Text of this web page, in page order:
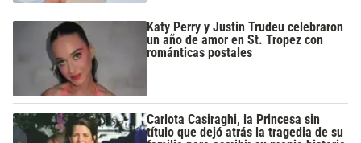
Katy Perry y Justin Trudeu celebraron
un año de amor en St. Tropez con
románticas postales
Carlota Casiraghi, la Princesa sin
título que dejó atrás la tragedia de su